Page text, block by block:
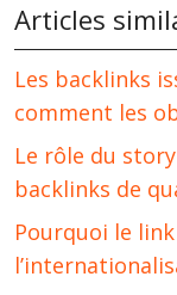
Articles
Les backlinks
comment les
Le rôle du
backlinks de
Pourquoi le